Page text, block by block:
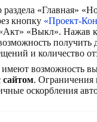
«Главная»
кнопку «Проект-
«Выкл». Нажав
и количество
имеют возможность
сайтом.
оскорбления